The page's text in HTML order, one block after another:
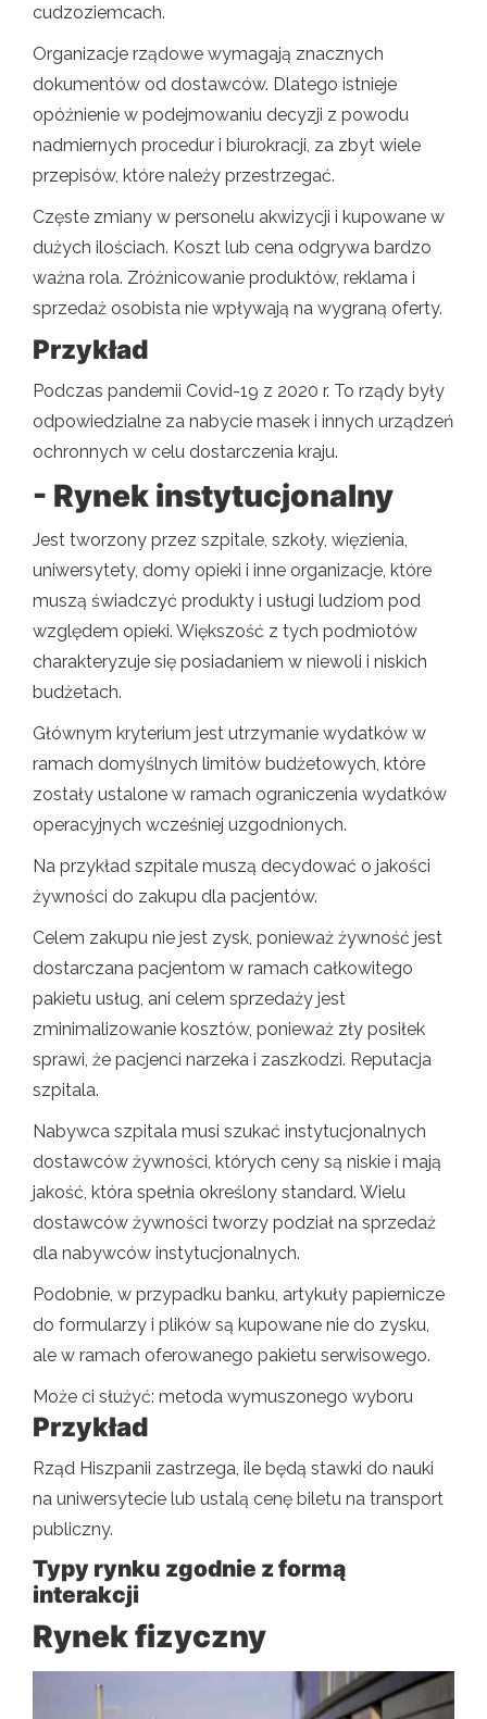
cudzoziemcach.
Organizacje rządowe wymagają znacznych
dokumentów od dostawców. Dlatego istnieje
opóźnienie w podejmowaniu decyzji z powodu
nadmiernych procedur i biurokracji, za zbyt wiele
przepisów, które należy przestrzegać.
Częste zmiany w personelu akwizycji i kupowane w
dużych ilościach. Koszt lub cena odgrywa bardzo
ważna rola. Zróżnicowanie produktów, reklama i
sprzedaż osobista nie wpływają na wygraną oferty.
Przykład
Podczas pandemii Covid-19 z 2020 r. To rządy były
odpowiedzialne za nabycie masek i innych urządzeń
ochronnych w celu dostarczenia kraju.
- Rynek instytucjonalny
Jest tworzony przez szpitale, szkoły, więzienia,
uniwersytety, domy opieki i inne organizacje, które
muszą świadczyć produkty i usługi ludziom pod
względem opieki. Większość z tych podmiotów
charakteryzuje się posiadaniem w niewoli i niskich
budżetach.
Głównym kryterium jest utrzymanie wydatków w
ramach domyślnych limitów budżetowych, które
zostały ustalone w ramach ograniczenia wydatków
operacyjnych wcześniej uzgodnionych.
Na przykład szpitale muszą decydować o jakości
żywności do zakupu dla pacjentów.
Celem zakupu nie jest zysk, ponieważ żywność jest
dostarczana pacjentom w ramach całkowitego
pakietu usług, ani celem sprzedaży jest
zminimalizowanie kosztów, ponieważ zły posiłek
sprawi, że pacjenci narzeka i zaszkodzi. Reputacja
szpitala.
Nabywca szpitala musi szukać instytucjonalnych
dostawców żywności, których ceny są niskie i mają
jakość, która spełnia określony standard. Wielu
dostawców żywności tworzy podział na sprzedaż
dla nabywców instytucjonalnych.
Podobnie, w przypadku banku, artykuły papiernicze
do formularzy i plików są kupowane nie do zysku,
ale w ramach oferowanego pakietu serwisowego.
Może ci służyć: metoda wymuszonego wyboru
Przykład
Rząd Hiszpanii zastrzega, ile będą stawki do nauki
na uniwersytecie lub ustalą cenę biletu na transport
publiczny.
Typy rynku zgodnie z formą
interakcji
Rynek fizyczny